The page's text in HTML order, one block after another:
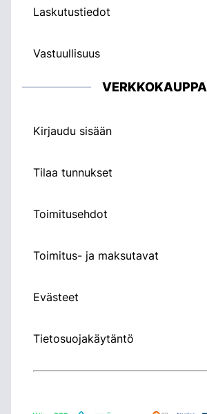
Laskutustiedot
Vastuullisuus
VERKKOKAUPPA
Kirjaudu sisään
Tilaa tunnukset
Toimitusehdot
Toimitus- ja maksutavat
Evästeet
Tietosuojakäytäntö